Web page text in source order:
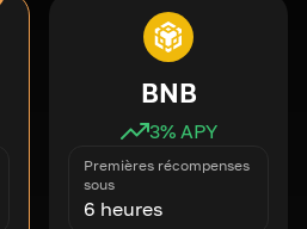
BNB
3% APY
Premières récompenses
sous
6 heures